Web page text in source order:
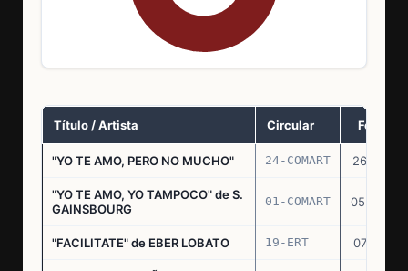
Título / Artista Circular Fecha
"YO TE AMO, PERO NO MUCHO" 24-COMART 26.11.69
"YO TE AMO, YO TAMPOCO" de S.
GAINSBOURG
01-COMART 05.02.70
"FACILITATE" de EBER LOBATO 19-ERT 07.10.70